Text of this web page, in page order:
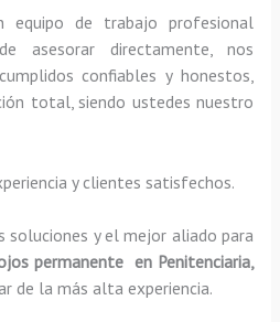
equipo de trabajo profesional
asesorar directamente, nos
confiables y honestos,
total, siendo ustedes nuestro
y clientes satisfechos.
soluciones y el mejor aliado para
permanente en Penitenciaria,
de la más alta experiencia.